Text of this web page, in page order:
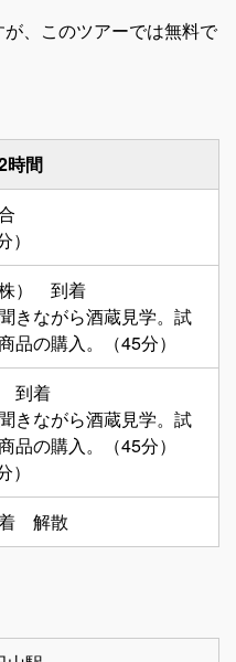
、このツアーでは無料で
間
） 到着
きながら酒蔵見学。試
品の購入。（45分）
到着
きながら酒蔵見学。試
品の購入。（45分）
解散